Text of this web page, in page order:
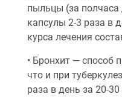
пыльцы (за
капсулы 2-3 раза в
курса лечения
• Бронхит — способ
что и при
раза в день за 20-